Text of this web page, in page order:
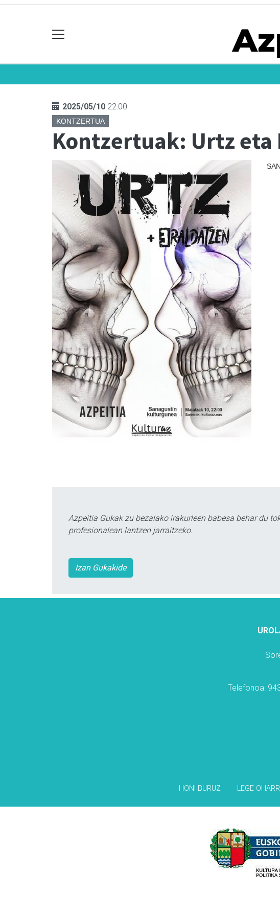
2025/05/10 22:00
KONTZERTUA
Kontzertuak: Urtz eta
Azpeitia Gukak zu bezalako irakurleen babesa behar du
profesionalean lantzen jarraitzeko.
Izan Gukakide
Telefonoa:
HONI BURUZ LEGE